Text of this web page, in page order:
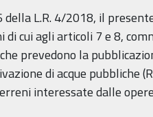
della L.R. 4/2018, il
di cui agli articoli 7 e 8,
prevedono la
di acque pubbliche
interessate dalle